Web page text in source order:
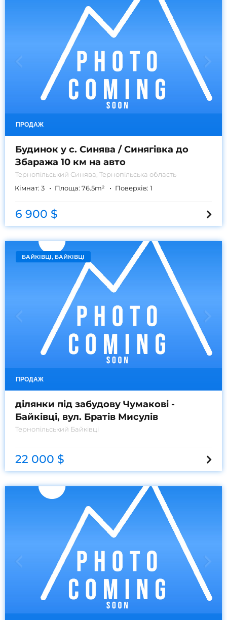
ПРОДАЖ
Будинок у с. Синява / Синягівка до
Збаража 10 км на авто
Тернопільський Синява, Тернопільська область
Кімнат: 3 Площа: 76.5m² Поверхів: 1
6 900 $
БАЙКІВЦІ, БАЙКІВЦІ
ПРОДАЖ
ділянки під забудову Чумакові -
Байківці, вул. Братів Мисулів
Тернопільський Байківці
22 000 $